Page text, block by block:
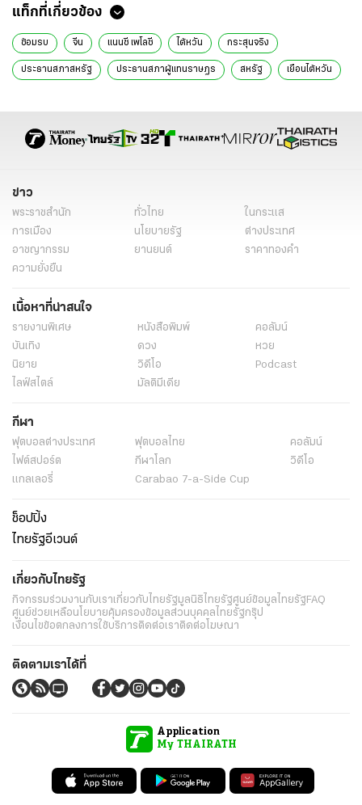
แท็กที่เกี่ยวข้อง
ซ้อมรบ จีน แนนซี เพโลซี ไต้หวัน กระสุนจริง
ประธานสภาสหรัฐ ประธานสภาผู้แทนราษฎร สหรัฐ เยือนไต้หวัน
ข่าวต่างประเทศล่าสุด ข่าวต่างประเทศวันนี้ ข่าวต่างประเทศ ไทยรัฐ
ข่าว
พระราชสำนัก ทั่วไทย
ในกระแส
การเมือง
นโยบายรัฐ
ต่างประเทศ
อาชญากรรม
ยานยนต์
ราคาทองคำ
ความยั่งยืน
เนื้อหาที่น่าสนใจ
รายงานพิเศษ หนังสือพิมพ์
คอลัมน์
บันเทิง
ดวง
หวย
นิยาย
วิดีโอ
Podcast
ไลฟ์สไตล์
มัลติมีเดีย
กีฬา
ฟุตบอลต่่างประเทศ ฟุตบอลไทย
คอลัมน์
ไฟต์สปอร์ต
กีฬาโลก
วิดีโอ
แกลเลอรี่
Carabao 7-a-Side Cup
ช็อปปิ้ง
ไทยรัฐอีเวนต์
เกี่ยวกับไทยรัฐ
กิจกรรมร่วมงานกับเราเกี่ยวกับไทยรัฐมูลนิธิไทยรัฐศูนย์ข้อมูลไทยรัฐFAQ
ศูนย์ช่วยเหลือนโยบายคุ้มครองข้อมูลส่วนบุคคลไทยรัฐกรุ๊ป
เงื่อนไขข้อตกลงการใช้บริการติดต่อเราติดต่อโฆษณา
ติดตามเราได้ที่
Application
My THAIRATH